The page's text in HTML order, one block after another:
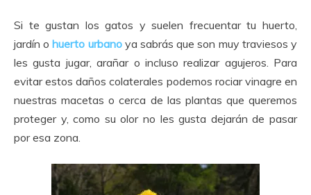
Si te gustan los gatos y suelen frecuentar tu huerto,
jardín ohuerto urbanoya sabrás que son muy traviesos y
les gusta jugar, arañar o incluso realizar agujeros. Para
evitar estos daños colaterales podemos rociar vinagre en
nuestras macetas o cerca de las plantas que queremos
proteger y, como su olor no les gusta dejarán de pasar
por esa zona.